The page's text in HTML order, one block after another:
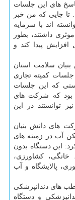
های این جلسات
تا جایی که من خبر
اند با سرمایه
داشتند، بطور
پیدا کند و
سلامت استان
اینکه تا حالا ۴۵ طرح در جلسات کمیته تجاری
که این جلسات
بود که شرکت های
توانستند در این
های دانش بنیان
آب در زمینه های
این دستگاه بدون
خانگی، کشاورزی،
پالایشگاه و آب
های دندانپزشکی
و دستگاه